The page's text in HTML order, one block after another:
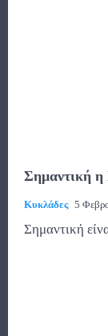
Σημαντική η
Κυκλάδες 5
Σημαντική